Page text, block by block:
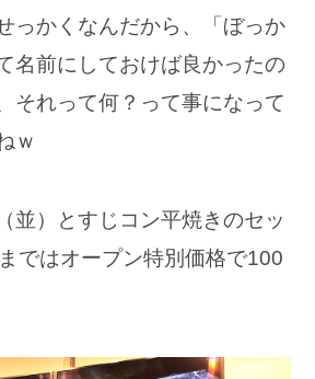
っかくなんだから、「ぼっか
名前にしておけば良かったの
それって何？って事になって
ｗ
並）とすじコン平焼きのセッ
ではオープン特別価格で100